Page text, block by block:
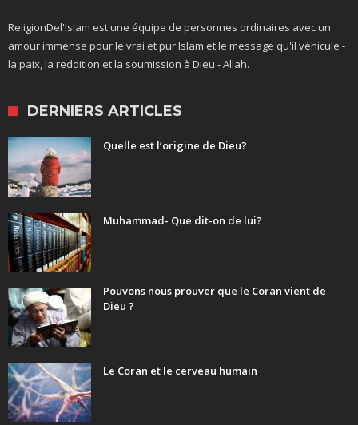
ReligionDel'Islam est une équipe de personnes ordinaires avec un
amour immense pour le vrai et pur Islam et le message qu'il véhicule -
la paix, la reddition et la soumission à Dieu - Allah.
DERNIERS ARTICLES
Quelle est l’origine de Dieu?
Muhammad- Que dit-on de lui?
Pouvons nous prouver que le Coran vient de
Dieu ?
Le Coran et le cerveau humain